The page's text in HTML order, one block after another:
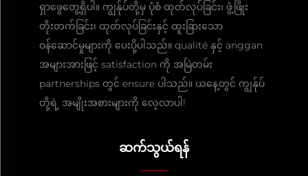
ရှာဖွေတွေ့ရှိပါ။ ကျွန်ုပ်တို့မှ ပုံစံ ထုတ်လုပ်ခြင်း၊ ဖွံ့ဖြိုး
တိုးတက်ခြင်း၊ ထုတ်လုပ်ခြင်းနှင့် ထူးခြားသော
ဝန်ဆောင်မှုများကို ပေးပို့ပါသည်။ qualité နှင့် anggan
အများအားဖြင့် satisfaction ကို အမြဲတမ်း
partnerships တွင် ensure ပါသည်။ ယနေ့တွင် ကျွန်ုပ်
တို့ရဲ့ အမျိုးအစားများကို လေ့လာပါ!
ဆက်သွယ်ရန်